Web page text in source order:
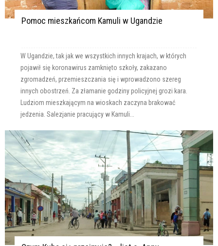
Pomoc mieszkańcom Kamuli w Ugandzie
W Ugandzie, tak jak we wszystkich innych krajach, w których
pojawił się koronawirus zamknięto szkoły, zakazano
zgromadzeń, przemieszczania się i wprowadzono szereg
innych obostrzeń. Za złamanie godziny policyjnej grozi kara.
Ludziom mieszkającym na wioskach zaczyna brakować
jedzenia. Salezjanie pracujący w Kamuli...